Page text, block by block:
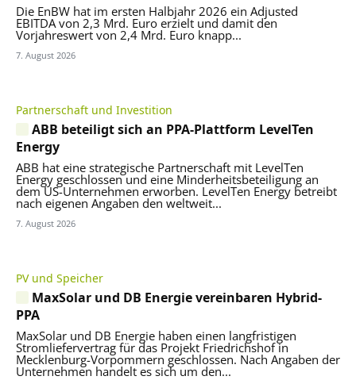
Die EnBW hat im ersten Halbjahr 2026 ein Adjusted
EBITDA von 2,3 Mrd. Euro erzielt und damit den
Vorjahreswert von 2,4 Mrd. Euro knapp...
7. August 2026
Partnerschaft und Investition
ABB beteiligt sich an PPA-Plattform LevelTen
Energy
ABB hat eine strategische Partnerschaft mit LevelTen
Energy geschlossen und eine Minderheitsbeteiligung an
dem US-Unternehmen erworben. LevelTen Energy betreibt
nach eigenen Angaben den weltweit...
7. August 2026
PV und Speicher
MaxSolar und DB Energie vereinbaren Hybrid-
PPA
MaxSolar und DB Energie haben einen langfristigen
Stromliefervertrag für das Projekt Friedrichshof in
Mecklenburg-Vorpommern geschlossen. Nach Angaben der
Unternehmen handelt es sich um den...